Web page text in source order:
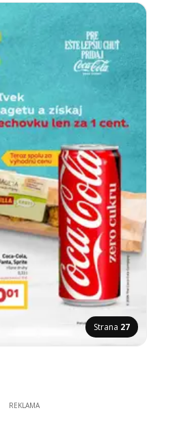
Strana 27
REKLAMA